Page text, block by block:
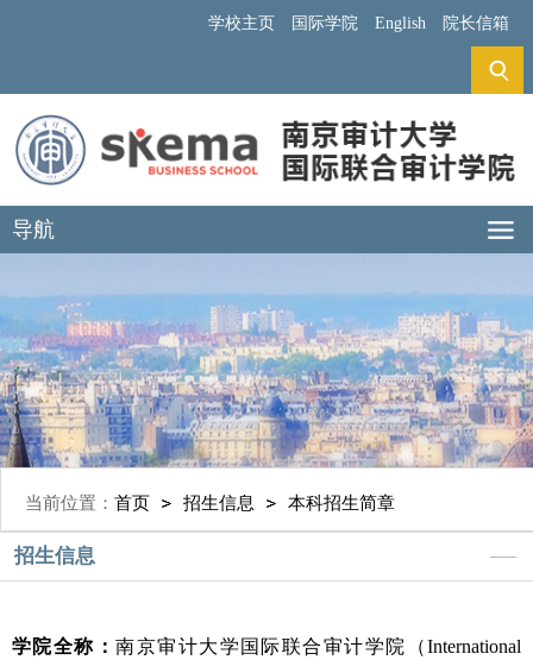
学校主页 国际学院 English 院长信箱
导航
当前位置： 首页 招生信息 本科招生简章
招生信息
学院全称：南京审计大学国际联合审计学院（International